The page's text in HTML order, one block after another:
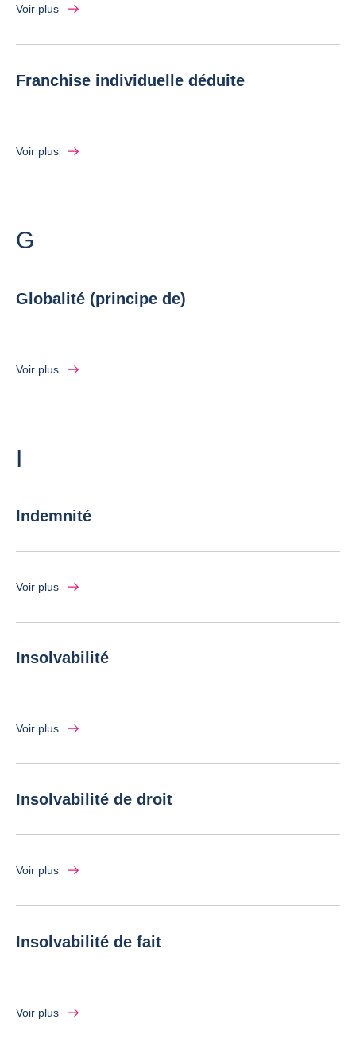
Voir plus
Franchise individuelle déduite
Voir plus
Lettre
G
Globalité (principe de)
Voir plus
Lettre
I
Indemnité
Voir plus
Insolvabilité
Voir plus
Insolvabilité de droit
Voir plus
Insolvabilité de fait
Voir plus